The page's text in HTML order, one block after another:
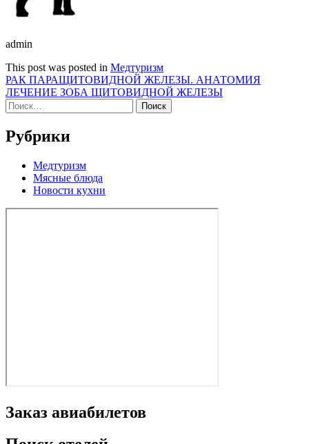
admin
This post was posted in Медтуризм
Навигация
по
записям
РАК ПАРАЩИТОВИДНОЙ ЖЕЛЕЗЫ. АНАТОМИЯ
ЛЕЧЕНИЕ ЗОБА ЩИТОВИДНОЙ ЖЕЛЕЗЫ
Найти:
Рубрики
Медтуризм
Мясные блюда
Новости кухни
Заказ авиабилетов